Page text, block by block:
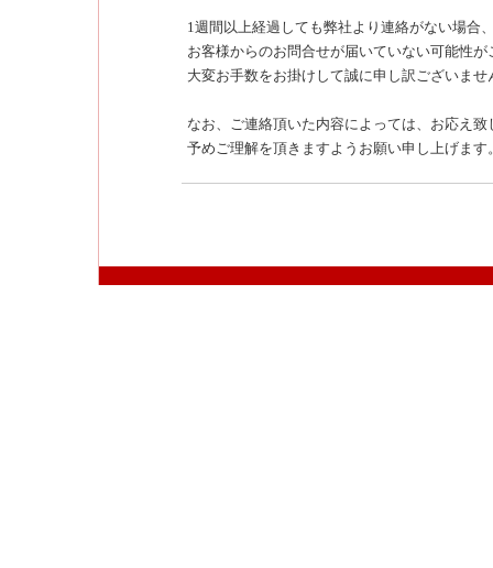
1週間以上経過しても弊社より連絡がない場合
お客様からのお問合せが届いていない可能性が
大変お手数をお掛けして誠に申し訳ございま
なお、ご連絡頂いた内容によっては、お応え
予めご理解を頂きますようお願い申し上げます